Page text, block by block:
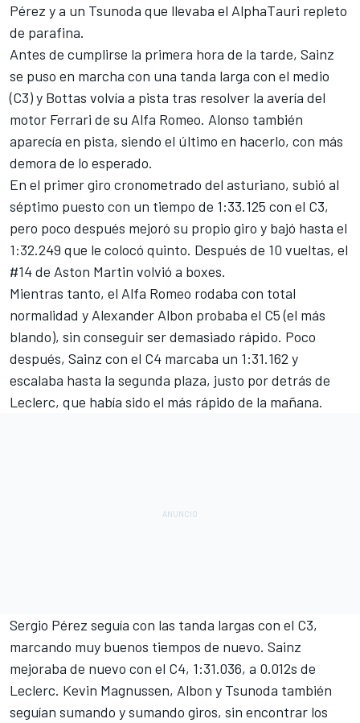
Pérez y a un Tsunoda que llevaba el AlphaTauri repleto
de parafina.
Antes de cumplirse la primera hora de la tarde, Sainz
se puso en marcha con una tanda larga con el medio
(C3) y Bottas volvía a pista tras resolver la avería del
motor Ferrari de su Alfa Romeo. Alonso también
aparecía en pista, siendo el último en hacerlo, con más
demora de lo esperado.
En el primer giro cronometrado del asturiano, subió al
séptimo puesto con un tiempo de 1:33.125 con el C3,
pero poco después mejoró su propio giro y bajó hasta el
1:32.249 que le colocó quinto. Después de 10 vueltas, el
#14 de Aston Martin volvió a boxes.
Mientras tanto, el Alfa Romeo rodaba con total
normalidad y Alexander Albon probaba el C5 (el más
blando), sin conseguir ser demasiado rápido. Poco
después, Sainz con el C4 marcaba un 1:31.162 y
escalaba hasta la segunda plaza, justo por detrás de
Leclerc, que había sido el más rápido de la mañana.
Sergio Pérez seguía con las tanda largas con el C3,
marcando muy buenos tiempos de nuevo. Sainz
mejoraba de nuevo con el C4, 1:31.036, a 0.012s de
Leclerc. Kevin Magnussen, Albon y Tsunoda también
seguían sumando y sumando giros, sin encontrar los